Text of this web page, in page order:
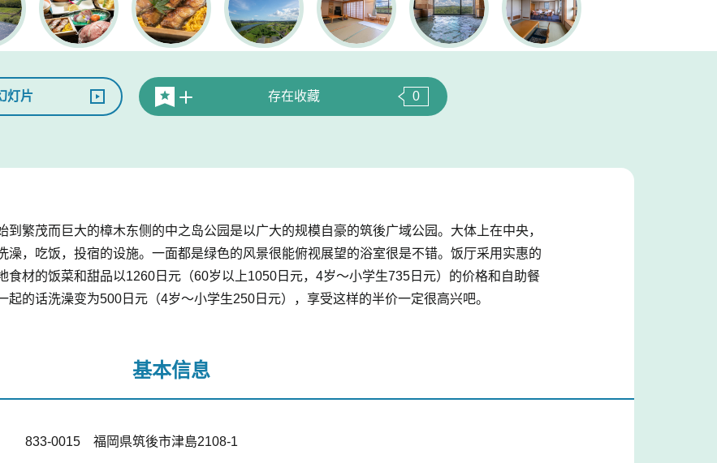
灯片 存在收藏 0
到繁茂而巨大的樟木东侧的中之岛公园是以广大的规模自豪的筑後广域公园。大体上在中央，
澡，吃饭，投宿的设施。一面都是绿色的风景很能俯视展望的浴室很是不错。饭厅采用实惠的
食材的饭菜和甜品以1260日元（60岁以上1050日元，4岁～小学生735日元）的价格和自助餐
起的话洗澡变为500日元（4岁～小学生250日元），享受这样的半价一定很高兴吧。
基本信息
833-0015 福岡県筑後市津島2108-1